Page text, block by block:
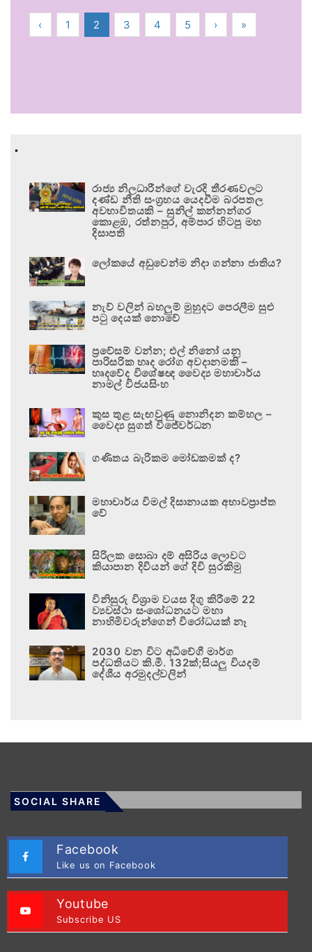
‹ 1 2 3 4 5 › »
.
රාජ්‍ය නිලධාරීන්ගේ වැරදි තීරණවලට
දණ්ඩ නීති සංග්‍රහය යෙදවීම බරපතල
අවභාවිතයකි – සුනිල් කන්නන්ගර
කොළඹ, රත්නපුර, අම්පාර හිටපු මහ
දිසාපති
ලෝකයේ අඩුවෙන්ම නිදා ගන්නා ජාතිය?
නැව් වලින් බහලුම් මුහුදට පෙරලීම සුළු
පටු දෙයක් නොවේ
ප්‍රවේසම් වන්න; එල් නිනෝ යනු
පාරිසරික හෘද රෝග අවදානමකි –
හෘදවේද විශේෂඥ වෛද්‍ය මහාචාර්ය
නාමල් විජයසිංහ
කුස තුළ සැඟවුණු නොනිදන කම්හල –
වෛද්‍ය සුගත් විජේවර්ධන
ගණිතය බැරිකම මෝඩකමක් ද?
මහාචාර්ය විමල් දිසානායක අභාවප්‍රාප්ත
වේ
සිරිලක සොබා දම් අසිරිය ලොවට
කියාපාන දිවියන් ගේ දිවි සුරකිමු
විනිසුරු විශ්‍රාම වයස දිගු කිරීමේ 22
ව්‍යවස්ථා සංශෝධනයට මහා
නාහිමිවරුන්ගෙන් විරෝධයක් නෑ
2030 වන විට අධිවේගී මාර්ග
පද්ධතියට කි.මී. 132ක්;සියලු වියදම්
දේශීය අරමුදල්වලින්
SOCIAL SHARE
Facebook
Like us on Facebook
Youtube
Subscribe US